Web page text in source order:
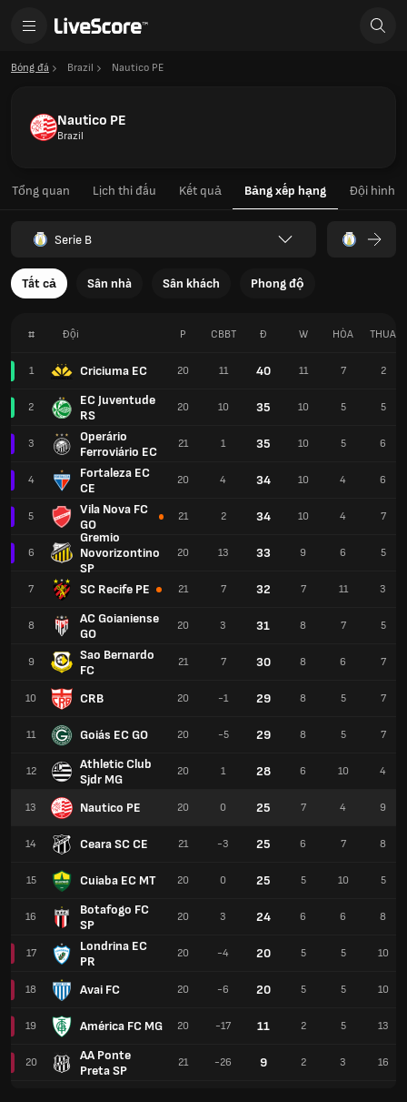
Bóng đá Brazil Nautico PE
Nautico PE
Brazil
Tổng quan Lịch thi đấu Kết quả Bảng xếp hạng Đội hình
Serie B
Tất cả Sân nhà Sân khách Phong độ
# Đội
1 Criciuma EC
2
EC Juventude
RS
3
Operário
Ferroviário EC
4
Fortaleza EC
CE
5
Vila Nova FC
GO
6
Gremio
Novorizontino
SP
7 SC Recife PE
8
AC Goianiense
GO
9
Sao Bernardo
FC
10 CRB
11 Goiás EC GO
12
Athletic Club
Sjdr MG
13 Nautico PE
14 Ceara SC CE
15 Cuiaba EC MT
16
Botafogo FC
SP
17
Londrina EC
PR
18 Avai FC
19 América FC MG
20
AA Ponte
Preta SP
P CBBT Đ W HÒA THUA
20 11 40 11 7 2
20 10 35 10 5 5
21 1 35 10 5 6
20 4 34 10 4 6
21 2 34 10 4 7
20 13 33 9 6 5
21 7 32 7 11 3
20 3 31 8 7 5
21 7 30 8 6 7
20 -1 29 8 5 7
20 -5 29 8 5 7
20 1 28 6 10 4
20 0 25 7 4 9
21 -3 25 6 7 8
20 0 25 5 10 5
20 3 24 6 6 8
20 -4 20 5 5 10
20 -6 20 5 5 10
20 -17 11 2 5 13
21 -26 9 2 3 16